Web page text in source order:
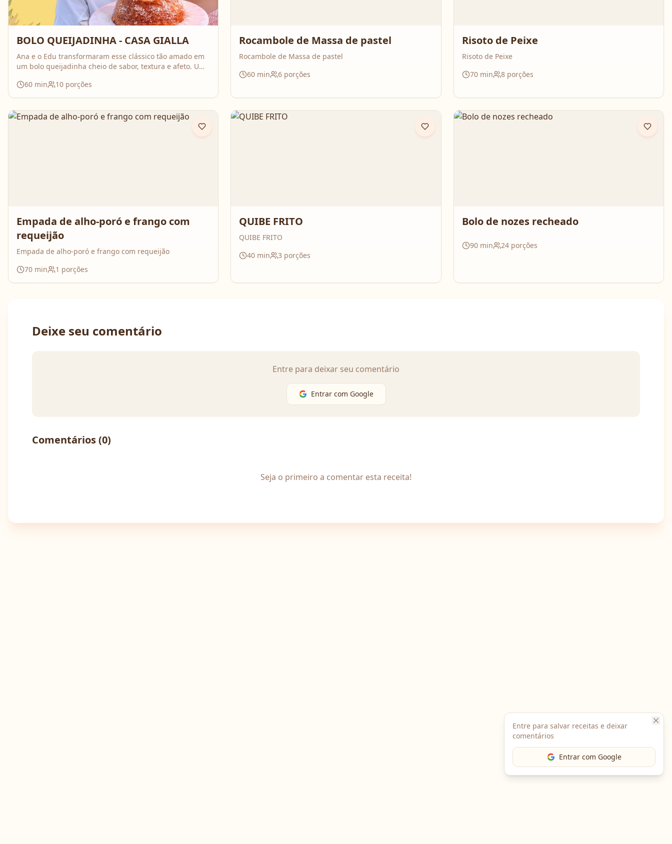
Entre para salvar receitas e deixar
comentários
Entrar com Google
BOLO QUEIJADINHA - CASA GIALLA
Ana e o Edu transformaram esse clássico tão amado em
um bolo queijadinha cheio de sabor, textura e afeto. Uma
surpreende no resultado e perfuma a casa inteira
enquanto assa. Aperte o play, acompanhe o passo a
impossível de resistir 💛
60 min 10 porções
Rocambole de Massa de pastel
Rocambole de Massa de pastel
60 min 6 porções
Risoto de Peixe
Risoto de Peixe
70min 8porções
Empada de alho-poró e frango com
requeijão
Empada de alho-poró e frango com requeijão
70 min 1 porções
QUIBE FRITO
QUIBE FRITO
40 min 3 porções
Bolo de nozes recheado
90min 24porções
Deixe seu comentário
Entre para deixar seu comentário
Entrar com Google
Comentários (0)
Seja o primeiro a comentar esta receita!